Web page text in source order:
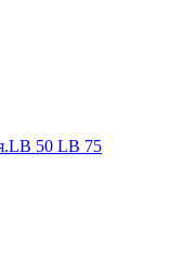
50 LB 75